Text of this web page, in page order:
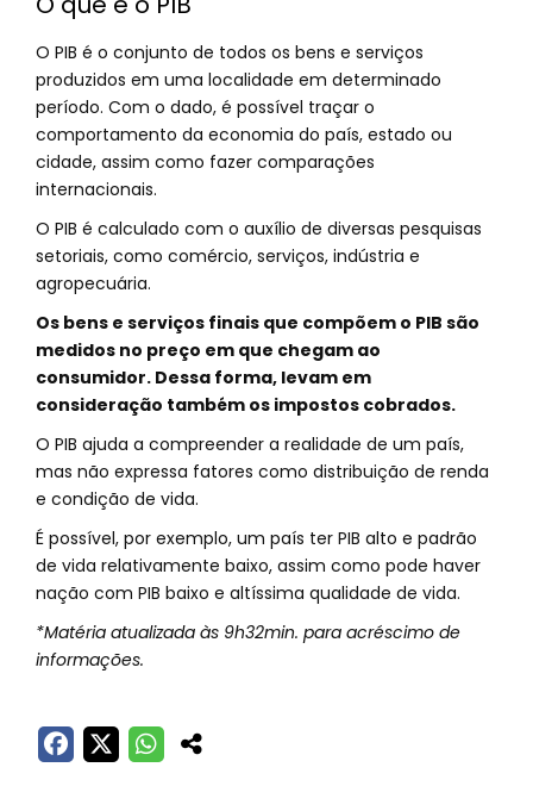
O PIB é o conjunto de todos os bens e serviços
produzidos em uma localidade em determinado
período. Com o dado, é possível traçar o
comportamento da economia do país, estado ou
cidade, assim como fazer comparações
internacionais.
O PIB é calculado com o auxílio de diversas pesquisas
setoriais, como comércio, serviços, indústria e
agropecuária.
Os bens e serviços finais que compõem o PIB são
medidos no preço em que chegam ao
consumidor. Dessa forma, levam em
consideração também os impostos cobrados.
O PIB ajuda a compreender a realidade de um país,
mas não expressa fatores como distribuição de renda
e condição de vida.
É possível, por exemplo, um país ter PIB alto e padrão
de vida relativamente baixo, assim como pode haver
nação com PIB baixo e altíssima qualidade de vida.
*Matéria atualizada às 9h32min. para acréscimo de
informações.